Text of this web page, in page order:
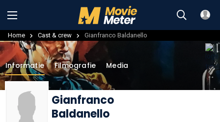
Home Cast & crew Gianfranco Baldanello
Informatie Filmografie Media
Gianfranco
Baldanello